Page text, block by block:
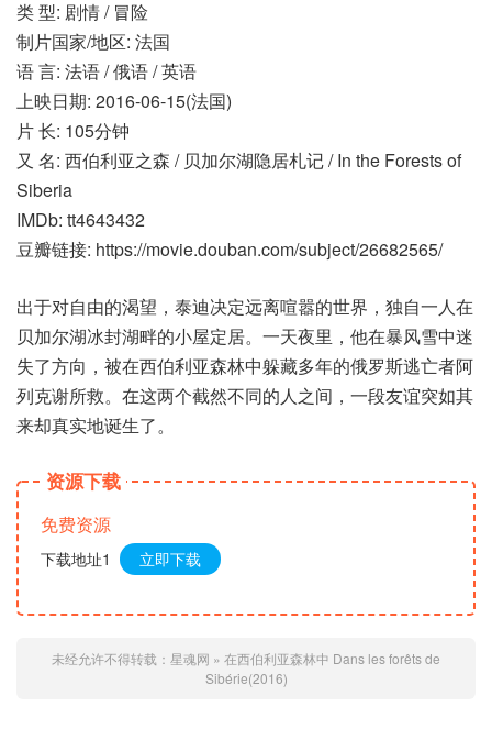
类 型: 剧情 / 冒险
制片国家/地区: 法国
语 言: 法语 / 俄语 / 英语
上映日期: 2016-06-15(法国)
片 长: 105分钟
又 名: 西伯利亚之森 / 贝加尔湖隐居札记 / In the Forests of
Siberia
IMDb: tt4643432
豆瓣链接: https://movie.douban.com/subject/26682565/
出于对自由的渴望，泰迪决定远离喧嚣的世界，独自一人在
贝加尔湖冰封湖畔的小屋定居。一天夜里，他在暴风雪中迷
失了方向，被在西伯利亚森林中躲藏多年的俄罗斯逃亡者阿
列克谢所救。在这两个截然不同的人之间，一段友谊突如其
来却真实地诞生了。
资源下载
免费资源
下载地址1 立即下载
未经允许不得转载： 星魂网 » 在西伯利亚森林中 Dans les forêts de
Sibérie(2016)